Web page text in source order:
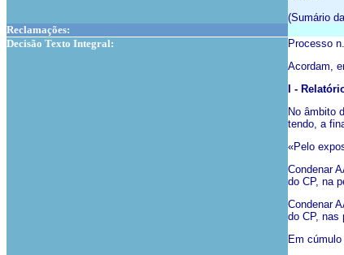
(Sumário
Reclamações:
Decisão Texto Integral:
Processo
Acordam,
I -
No âmbito
tendo, a
«Pelo
Condenar
do CP, na
Condenar
do CP, nas
Em